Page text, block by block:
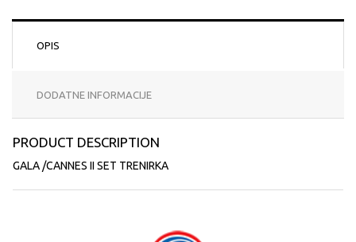
OPIS
DODATNE INFORMACIJE
PRODUCT DESCRIPTION
GALA /CANNES II SET TRENIRKA